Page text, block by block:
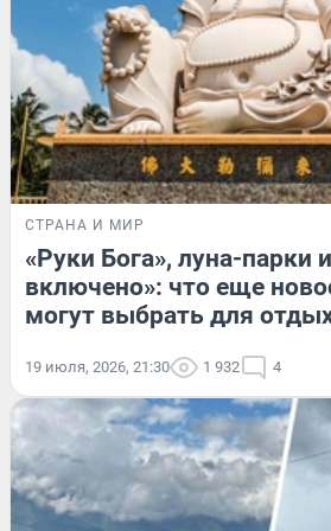
СТРАНА И МИР
«Руки Бога», луна-парки
включено»: что еще
могут выбрать для
19 июля, 2026, 21:30 1 932 4